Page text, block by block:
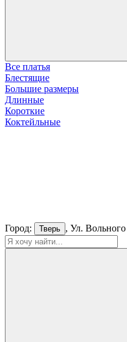
Все платья
Блестящие
Большие размеры
Длинные
Короткие
Коктейльные
Город: Тверь , Ул.